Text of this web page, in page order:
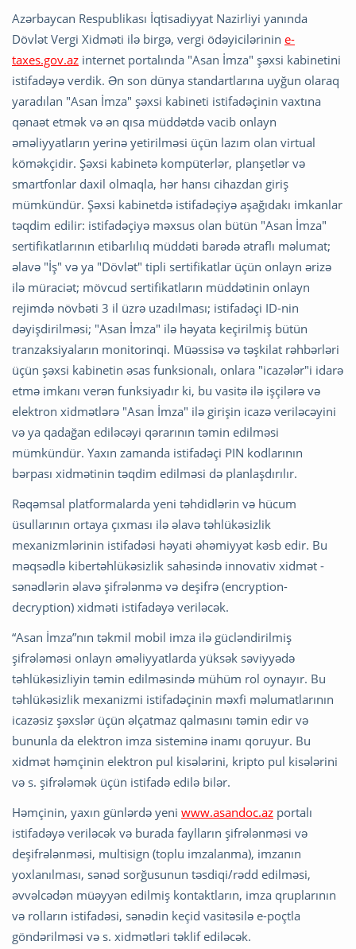
Azərbaycan Respublikası İqtisadiyyat Nazirliyi yanında
Dövlət Vergi Xidməti ilə birgə, vergi ödəyicilərinin e-
taxes.gov.az internet portalında "Asan İmza" şəxsi kabinetini
istifadəyə verdik. Ən son dünya standartlarına uyğun olaraq
yaradılan "Asan İmza" şəxsi kabineti istifadəçinin vaxtına
qənaət etmək və ən qısa müddətdə vacib onlayn
əməliyyatların yerinə yetirilməsi üçün lazım olan virtual
köməkçidir. Şəxsi kabinetə kompüterlər, planşetlər və
smartfonlar daxil olmaqla, hər hansı cihazdan giriş
mümkündür. Şəxsi kabinetdə istifadəçiyə aşağıdakı imkanlar
təqdim edilir: istifadəçiyə məxsus olan bütün "Asan İmza"
sertifikatlarının etibarlılıq müddəti barədə ətraflı məlumat;
əlavə "İş" və ya "Dövlət" tipli sertifikatlar üçün onlayn ərizə
ilə müraciət; mövcud sertifikatların müddətinin onlayn
rejimdə növbəti 3 il üzrə uzadılması; istifadəçi ID-nin
dəyişdirilməsi; "Asan İmza" ilə həyata keçirilmiş bütün
tranzaksiyaların monitorinqi. Müəssisə və təşkilat rəhbərləri
üçün şəxsi kabinetin əsas funksionalı, onlara "icazələr"i idarə
etmə imkanı verən funksiyadır ki, bu vasitə ilə işçilərə və
elektron xidmətlərə "Asan İmza" ilə girişin icazə veriləcəyini
və ya qadağan ediləcəyi qərarının təmin edilməsi
mümkündür. Yaxın zamanda istifadəçi PIN kodlarının
bərpası xidmətinin təqdim edilməsi də planlaşdırılır.
Rəqəmsal platformalarda yeni təhdidlərin və hücum
üsullarının ortaya çıxması ilə əlavə təhlükəsizlik
mexanizmlərinin istifadəsi həyati əhəmiyyət kəsb edir. Bu
məqsədlə kibertəhlükəsizlik sahəsində innovativ xidmət -
sənədlərin əlavə şifrələnmə və deşifrə (encryption-
decryption) xidməti istifadəyə veriləcək.
“Asan İmza”nın təkmil mobil imza ilə gücləndirilmiş
şifrələməsi onlayn əməliyyatlarda yüksək səviyyədə
təhlükəsizliyin təmin edilməsində mühüm rol oynayır. Bu
təhlükəsizlik mexanizmi istifadəçinin məxfi məlumatlarının
icazəsiz şəxslər üçün əlçatmaz qalmasını təmin edir və
bununla da elektron imza sisteminə inamı qoruyur. Bu
xidmət həmçinin elektron pul kisələrini, kripto pul kisələrini
və s. şifrələmək üçün istifadə edilə bilər.
Həmçinin, yaxın günlərdə yeni www.asandoc.az portalı
istifadəyə veriləcək və burada faylların şifrələnməsi və
deşifrələnməsi, multisign (toplu imzalanma), imzanın
yoxlanılması, sənəd sorğusunun təsdiqi/rədd edilməsi,
əvvəlcədən müəyyən edilmiş kontaktların, imza qruplarının
və rolların istifadəsi, sənədin keçid vasitəsilə e-poçtla
göndərilməsi və s. xidmətləri təklif ediləcək.